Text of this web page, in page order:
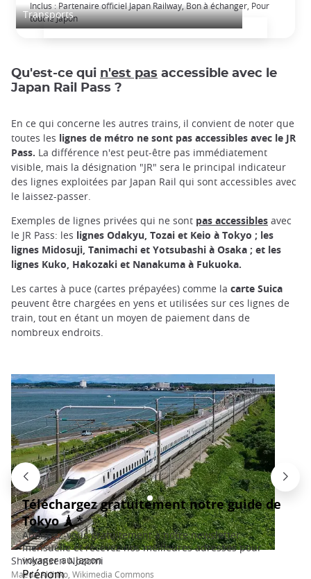
Transports
Inclus : Partenaire officiel Japan Railway, Bon à échanger, Pour
tout le Japon
Qu'est-ce qui n'est pas accessible avec le
Japan Rail Pass ?
En ce qui concerne les autres trains, il convient de noter que
toutes les lignes de métro ne sont pas accessibles avec le JR
Pass. La différence n'est peut-être pas immédiatement
visible, mais la désignation "JR" sera le principal indicateur
des lignes exploitées par Japan Rail qui sont accessibles avec
le laissez-passer.
Exemples de lignes privées qui ne sont pas accessibles avec
le JR Pass: les lignes Odakyu, Tozai et Keio à Tokyo ; les
lignes Midosuji, Tanimachi et Yotsubashi à Osaka ; et les
lignes Kuko, Hakozaki et Nanakuma à Fukuoka.
Les cartes à puce (cartes prépayées) comme la carte Suica
peuvent être chargées en yens et utilisées sur ces lignes de
train, tout en étant un moyen de paiement dans de
nombreux endroits.
Shinkansen Nozomi
Maeda Akihiko, Wikimedia Commons